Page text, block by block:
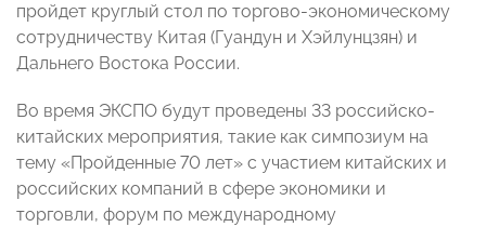
пройдет круглый стол по торгово-экономическому
сотрудничеству Китая (Гуандун и Хэйлунцзян) и
Дальнего Востока России.
Во время ЭКСПО будут проведены 33 российско-
китайских мероприятия, такие как симпозиум на
тему «Пройденные 70 лет» с участием китайских и
российских компаний в сфере экономики и
торговли, форум по международному